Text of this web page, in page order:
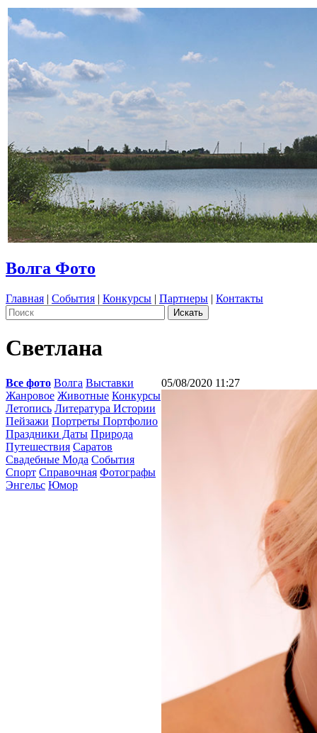
Волга Фото
Главная | События | Конкурсы | Партнеры | Контакты
Светлана
Все фото Волга Выставки
Жанровое Животные Конкурсы
Летопись Литература Истории
Пейзажи Портреты Портфолио
Праздники Даты Природа
Путешествия Саратов
Свадебные Мода События
Спорт Справочная Фотографы
Энгельс Юмор
05/08/2020 11:27